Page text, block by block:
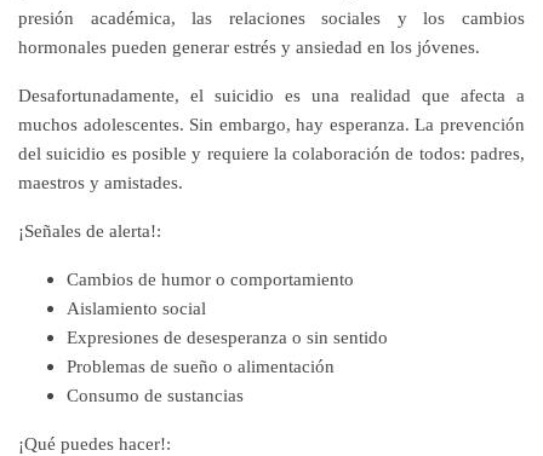
presión académica, las relaciones sociales y los cambios
hormonales pueden generar estrés y ansiedad en los jóvenes.
Desafortunadamente, el suicidio es una realidad que afecta a
muchos adolescentes. Sin embargo, hay esperanza. La prevención
del suicidio es posible y requiere la colaboración de todos: padres,
maestros y amistades.
¡Señales de alerta!:
Cambios de humor o comportamiento
Aislamiento social
Expresiones de desesperanza o sin sentido
Problemas de sueño o alimentación
Consumo de sustancias
¡Qué puedes hacer!: